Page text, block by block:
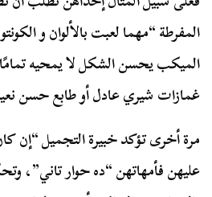
المفرطة “مهما لعبت بالألوان و
الميكب يحسن الشكل لا يمحيه
غمازات شيري عادل أو طابع حسن
مرة أخرى تؤكد خبيرة التجميل “إن
عليهن فأمهاتهن “ده حوار تاني”،